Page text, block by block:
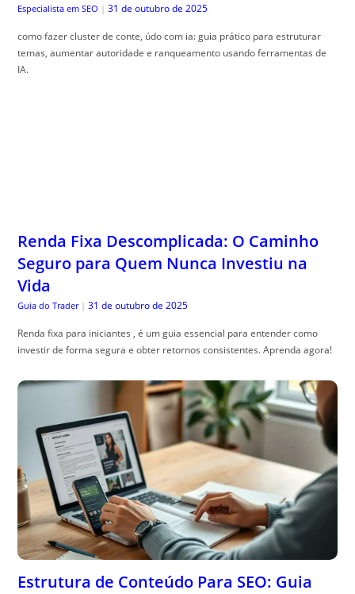
Especialista em SEO | 31 de outubro de 2025
como fazer cluster de conte, údo com ia: guia prático para estruturar
temas, aumentar autoridade e ranqueamento usando ferramentas de
IA.
Renda Fixa Descomplicada: O Caminho
Seguro para Quem Nunca Investiu na
Vida
Guia do Trader | 31 de outubro de 2025
Renda fixa para iniciantes , é um guia essencial para entender como
investir de forma segura e obter retornos consistentes. Aprenda agora!
Estrutura de Conteúdo Para SEO: Guia